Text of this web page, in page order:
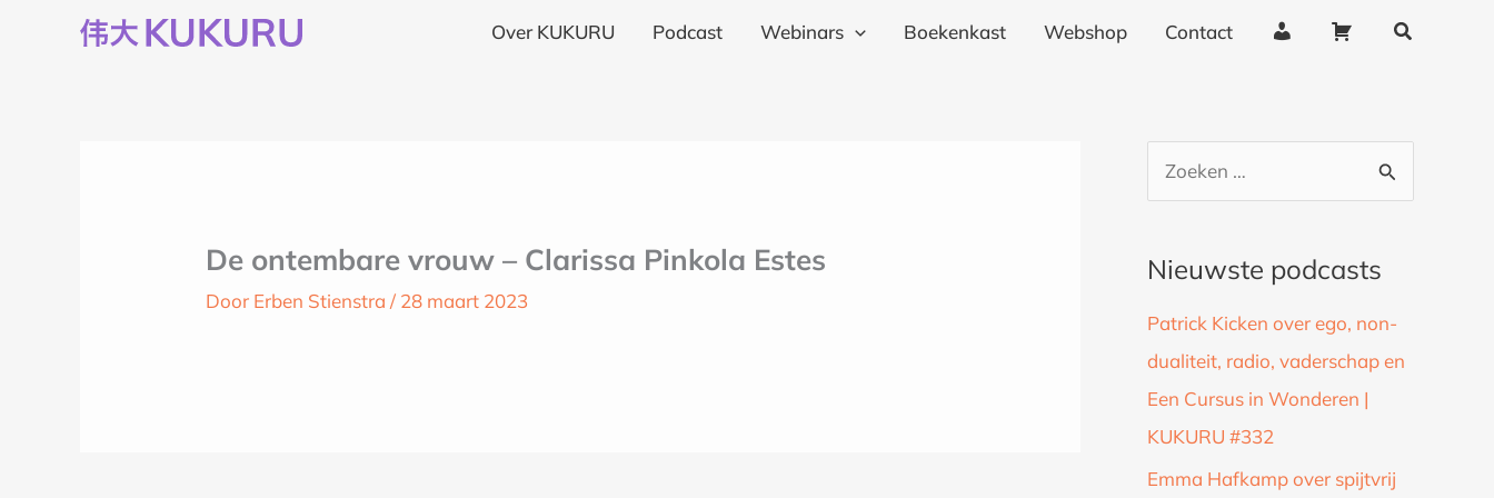
Over KUKURU Podcast Webinars Boekenkast Webshop Contact
e
v
e
W
g
Zoeken
De ontembare vrouw – Clarissa Pinkola Estes
Door Erben Stienstra/ 28 maart 2023
n
a
a
r
:
Nieuwste podcasts
Patrick Kicken over ego, non-
dualiteit, radio, vaderschap en
Een Cursus in Wonderen |
KUKURU #332
Emma Hafkamp over spijtvrij